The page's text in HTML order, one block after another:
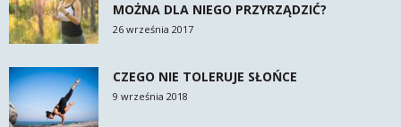
MOŻNA DLA NIEGO PRZYRZĄDZIĆ?
26 września 2017
CZEGO NIE TOLERUJE SŁOŃCE
9 września 2018